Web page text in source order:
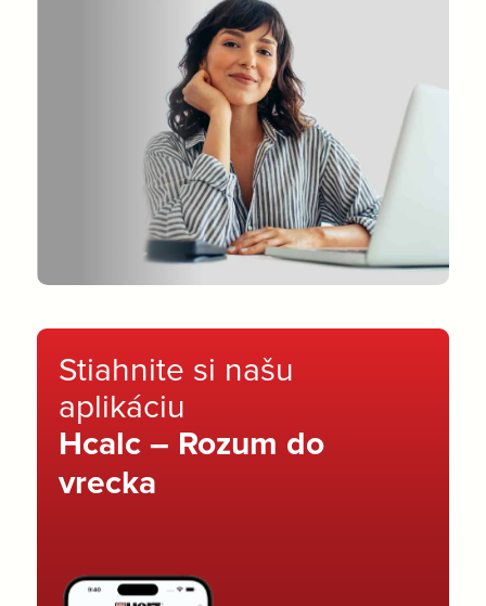
Stiahnite si našu
aplikáciu
Hcalc – Rozum do
vrecka